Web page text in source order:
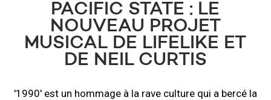
PACIFIC STATE : LE
NOUVEAU PROJET
MUSICAL DE LIFELIKE ET
DE NEIL CURTIS
'1990' est un hommage à la rave culture qui a bercé la